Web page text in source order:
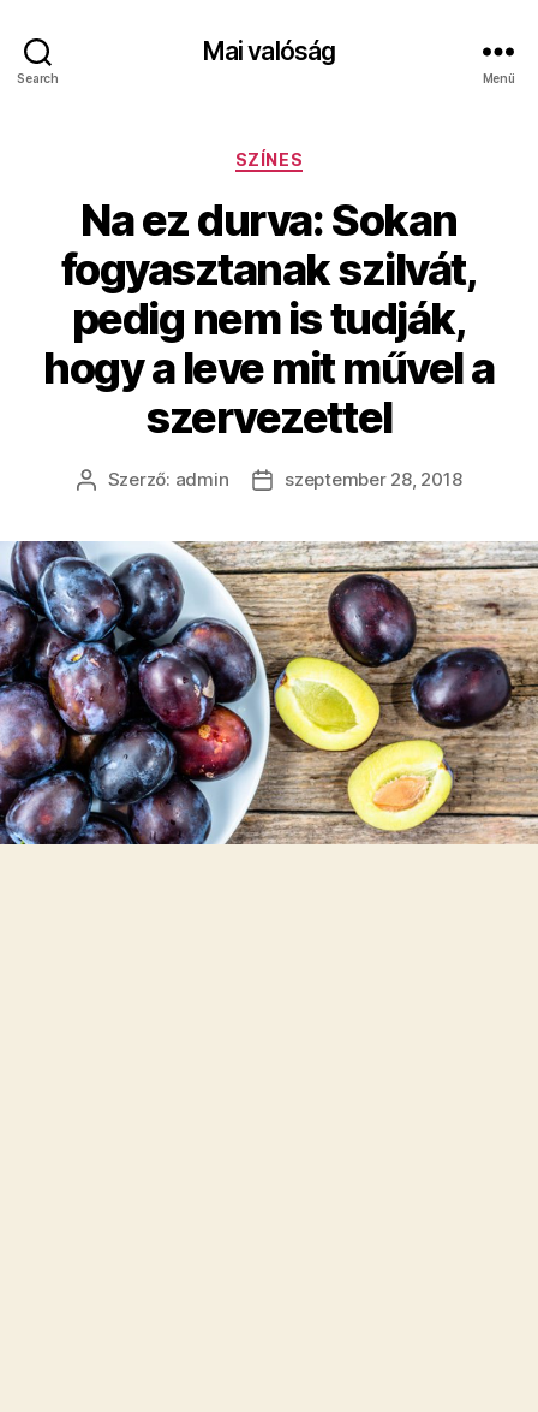
Search
Mai valóság
Menü
Kategóriák
SZÍNES
Na ez durva: Sokan
fogyasztanak szilvát,
pedig nem is tudják,
hogy a leve mit művel a
szervezettel
Bejegyzés
Szerző: admin
Bejegyzés
szeptember 28, 2018